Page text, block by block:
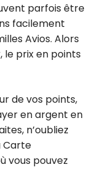
parfois être
facilement
Avios. Alors
prix en points
de vos points,
en argent en
n’oubliez
Carte
vous pouvez